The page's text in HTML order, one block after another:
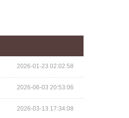
2026-01-23 02:02:58
2026-06-03 20:53:06
2026-03-13 17:34:08